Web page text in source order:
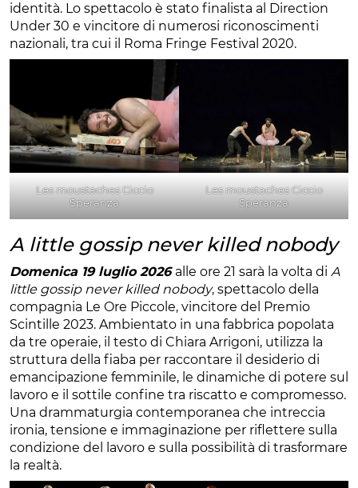
identità. Lo spettacolo è stato finalista al Direction
Under 30 e vincitore di numerosi riconoscimenti
nazionali, tra cui il Roma Fringe Festival 2020.
Les moustaches Ciccio
Speranza
Les moustaches Ciccio
Speranza
A little gossip never killed nobody
Domenica 19 luglio 2026 alle ore 21 sarà la volta di A
little gossip never killed nobody, spettacolo della
compagnia Le Ore Piccole, vincitore del Premio
Scintille 2023. Ambientato in una fabbrica popolata
da tre operaie, il testo di Chiara Arrigoni, utilizza la
struttura della fiaba per raccontare il desiderio di
emancipazione femminile, le dinamiche di potere sul
lavoro e il sottile confine tra riscatto e compromesso.
Una drammaturgia contemporanea che intreccia
ironia, tensione e immaginazione per riflettere sulla
condizione del lavoro e sulla possibilità di trasformare
la realtà.